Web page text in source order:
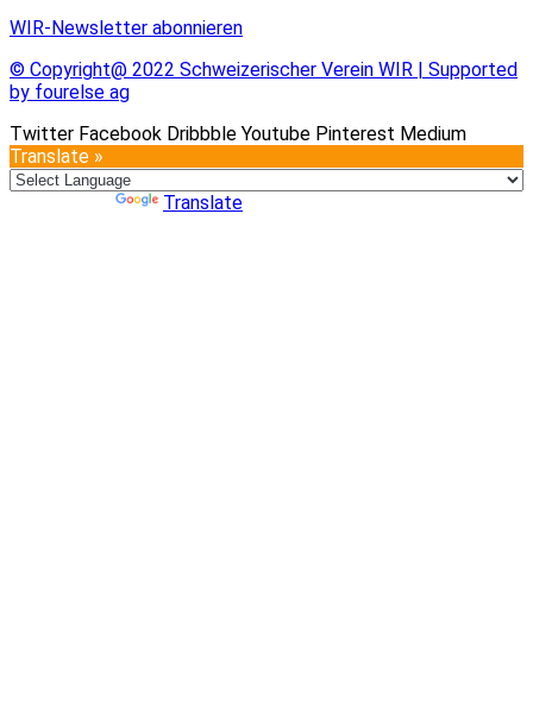
WIR-Newsletter abonnieren
© Copyright@ 2022 Schweizerischer Verein WIR | Supported
by fourelse ag
Twitter Facebook Dribbble Youtube Pinterest Medium
Translate »
Translate